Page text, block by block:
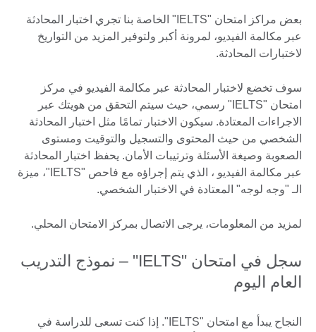
More
information
available.
بعض مراكز امتحان "IELTS" الخاصة بنا تجري اختبار المحادثة
عبر مكالمة الفيديو، لمرونة أكبر ولتوفير المزيد من التواريخ
لاختبارات المحادثة.
سوف تخضع لاختبار المحادثة عبر مكالمة الفيديو في مركز
امتحان "IELTS" رسمي، حيث سيتم التحقق من هويتك عبر
الاجراءات المعتادة. سيكون الاختبار تمامًا مثل اختبار المحادثة
الشخصي من حيث المحتوى والتسجيل والتوقيت ومستوى
الصعوبة وصيغة الأسئلة وترتيبات الأمان. يحفظ اختبار المحادثة
عبر مكالمة الفيديو ، الذي يتم إجراؤه مع فاحص "IELTS"، ميزة
الـ "وجه لوجه" المعتادة في الاختبار الشخصي.
لمزيد من المعلومات، يرجى الاتصال بمركز الامتحان المحلي.
سجل في امتحان "IELTS" – نموذج التدريب
العام اليوم
النجاح يبدأ مع امتحان "IELTS". إذا كنت تسعى للدراسة في